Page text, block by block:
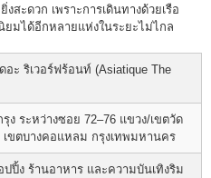
ะดวก เพราะการเดินทางด้วยเรือ
มได้อีกหลายแห่งในระยะไม่ไกล
อะ ริเวอร์ฟร้อนท์ (Asiatique The
ง ระหว่างซอย 72–76 แขวง/เขตวัด
เขตบางคอแหลม กรุงเทพมหานคร
ปิ้ง ร้านอาหาร และความบันเทิงริม